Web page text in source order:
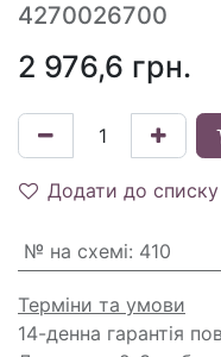
4270026700
2 976,6 грн.
Додати до
№ на схемі: 410
Терміни та умови
14-денна гарантія